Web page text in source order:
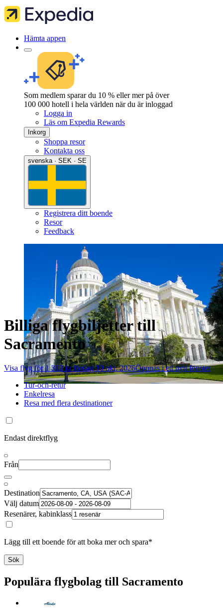
Hämta appen
Som medlem sparar du 10 % eller mer på över
100 000 hotell i hela världen när du är inloggad
Logga in
Läs om Expedia Rewards
Inkorg
Shoppa resor
Kontakta oss
svenska · SEK · SE
Registrera ditt boende
Resor
Feedback
Billiga flygbiljetter till
Sacramento
Visa flyg för 1 312 kr lördag 10 okt. 2026Öppnas i ett nytt fönster
Tur-och-retur
Enkelresa
Resa med flera destinationer
Endast direktflyg
Från
Destination
Välj datum
Resenärer, kabinklass
Lägg till ett boende för att boka mer och spara*
Sök
Populära flygbolag till Sacramento